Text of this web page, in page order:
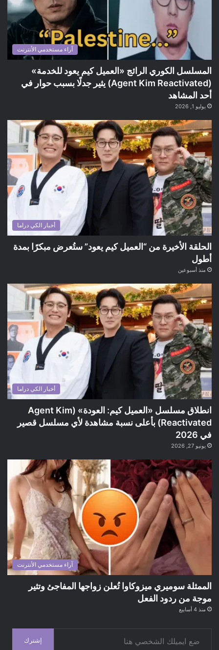
آراء مستخدمي الأنترنت
المسلسل الكوري الرائج «العميل كيم يعود للخدمة»
(Agent Kim Reactivated) يثير جدلًا بسبب حوار في
أحد المشاهد
يوليو 1, 2026
أخبار الكي دراما
الحلقة الأخيرة من “العميل كيم يعود” ستُعرض مبكرًا بمدة
أطول
منذ أسبوعين
أخبار الكي دراما
انطلاق مسلسل «العميل كيم: العودة» (Agent Kim
Reactivated) بأعلى نسبة مشاهدة لأي مسلسل قصير
في 2026
يونيو 27, 2026
آراء مستخدمي الأنترنت
الممثلة سوميري ميزوكاوا تُعلن زواجها المفاجئ وتثير
موجة من ردود الفعل
منذ 4 أسابيع
إشترك